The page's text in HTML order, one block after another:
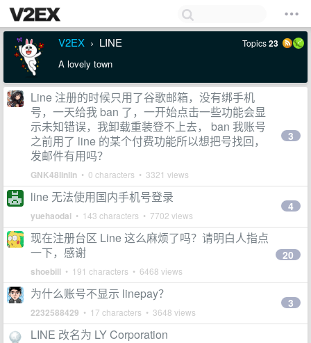
V2EX › LINE Topics23
A lovely town
Line 注册的时候只用了谷歌邮箱，没有绑手机
号，一天给我 ban 了，一开始点击一些功能会显
示未知错误，我卸载重装登不上去， ban 我账号
之前用了 line 的某个付费功能所以想把号找回，
发邮件有用吗？
GNK48linlin • 0 characters • 3321 views
3
line 无法使用国内手机号登录
yuehaodai • 143 characters • 7702 views
4
现在注册台区 Line 这么麻烦了吗？请明白人指点
一下，感谢
shoebill • 191 characters • 6468 views
20
为什么账号不显示 linepay？
2232588429 • 17 characters • 3648 views
3
LINE 改名为 LY Corporation